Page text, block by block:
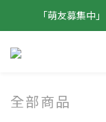
「萌友募集中
全部商品